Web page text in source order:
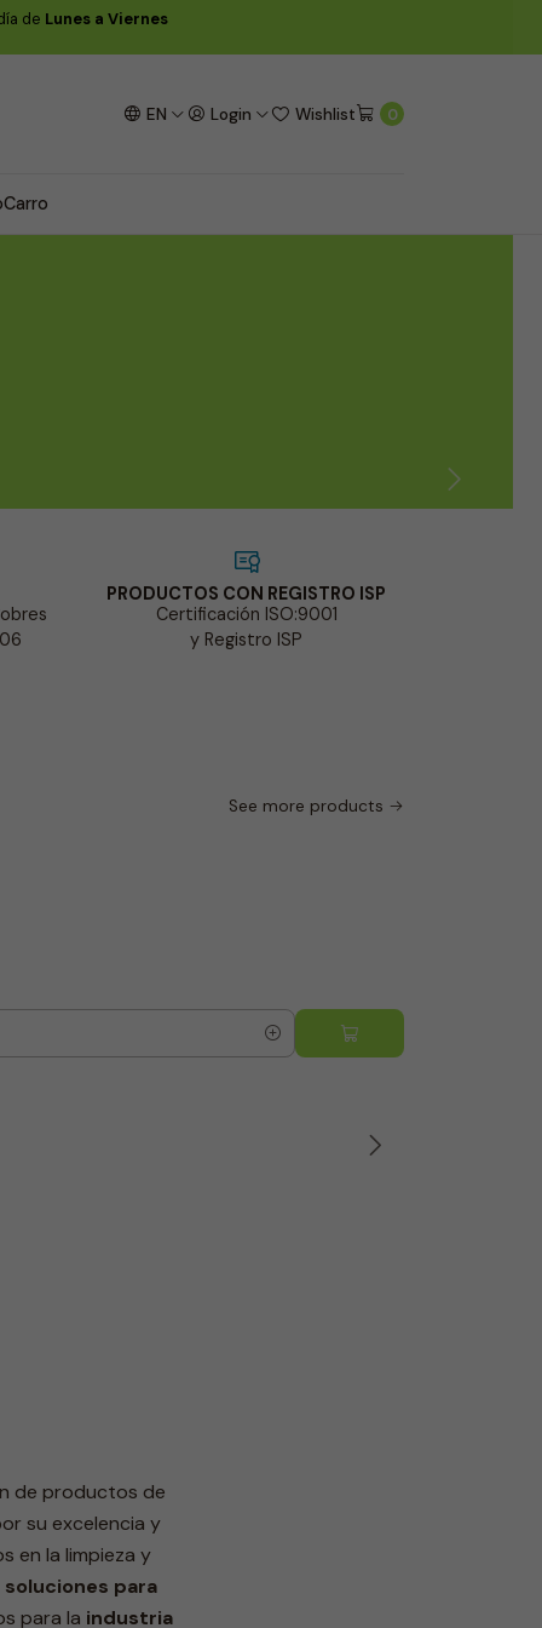
EN Login Wishlist 0
Carro
de Lunes a Viernes
PRODUCTOS CON REGISTRO ISP
Certificación ISO:9001
y Registro ISP
See more products
de productos de
su excelencia y
en la limpieza y
soluciones para
para la industria